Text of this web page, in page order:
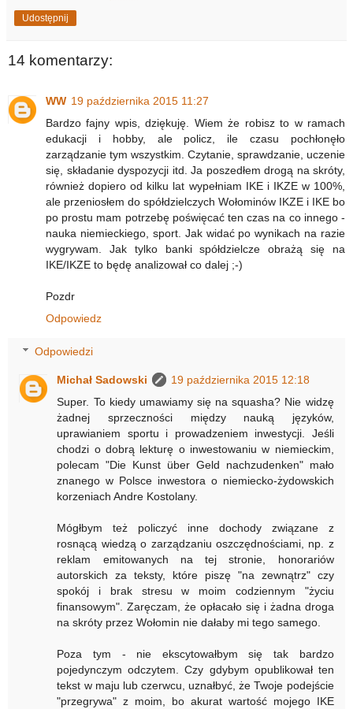
Udostępnij
14 komentarzy:
WW 19 października 2015 11:27
Bardzo fajny wpis, dziękuję. Wiem że robisz to w ramach
edukacji i hobby, ale policz, ile czasu pochłonęło
zarządzanie tym wszystkim. Czytanie, sprawdzanie, uczenie
się, składanie dyspozycji itd. Ja poszedłem drogą na skróty,
również dopiero od kilku lat wypełniam IKE i IKZE w 100%,
ale przeniosłem do spółdzielczych Wołominów IKZE i IKE bo
po prostu mam potrzebę poświęcać ten czas na co innego -
nauka niemieckiego, sport. Jak widać po wynikach na razie
wygrywam. Jak tylko banki spółdzielcze obrażą się na
IKE/IKZE to będę analizował co dalej ;-)
Pozdr
Odpowiedz
Odpowiedzi
Michał Sadowski
19 października 2015 12:18
Super. To kiedy umawiamy się na squasha? Nie widzę
żadnej sprzeczności między nauką języków,
uprawianiem sportu i prowadzeniem inwestycji. Jeśli
chodzi o dobrą lekturę o inwestowaniu w niemieckim,
polecam "Die Kunst über Geld nachzudenken" mało
znanego w Polsce inwestora o niemiecko-żydowskich
korzeniach Andre Kostolany.
Mógłbym też policzyć inne dochody związane z
rosnącą wiedzą o zarządzaniu oszczędnościami, np. z
reklam emitowanych na tej stronie, honorariów
autorskich za teksty, które piszę "na zewnątrz" czy
spokój i brak stresu w moim codziennym "życiu
finansowym". Zaręczam, że opłacało się i żadna droga
na skróty przez Wołomin nie dałaby mi tego samego.
Poza tym - nie ekscytowałbym się tak bardzo
pojedynczym odczytem. Czy gdybym opublikował ten
tekst w maju lub czerwcu, uznałbyć, że Twoje podejście
"przegrywa" z moim, bo akurat wartość mojego IKE